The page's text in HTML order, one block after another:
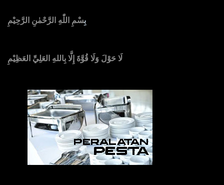
بِسْمِ اللّٰهِ الرَّحْمٰنِ الرَّحِيْمِ
لَا حَوْلَ وَلَا قُوَّةَ إِلَّا بِاللهِ العَلِيِّ العَظِيْمِ